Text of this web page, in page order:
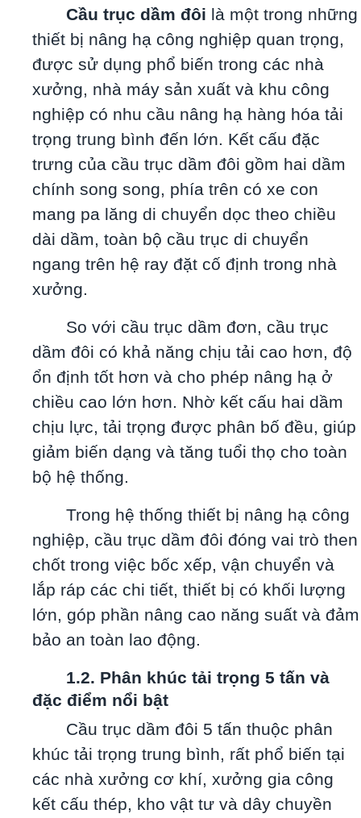
Cầu trục dầm đôi là một trong những
thiết bị nâng hạ công nghiệp quan trọng,
được sử dụng phổ biến trong các nhà
xưởng, nhà máy sản xuất và khu công
nghiệp có nhu cầu nâng hạ hàng hóa tải
trọng trung bình đến lớn. Kết cấu đặc
trưng của cầu trục dầm đôi gồm hai dầm
chính song song, phía trên có xe con
mang pa lăng di chuyển dọc theo chiều
dài dầm, toàn bộ cầu trục di chuyển
ngang trên hệ ray đặt cố định trong nhà
xưởng.
So với cầu trục dầm đơn, cầu trục
dầm đôi có khả năng chịu tải cao hơn, độ
ổn định tốt hơn và cho phép nâng hạ ở
chiều cao lớn hơn. Nhờ kết cấu hai dầm
chịu lực, tải trọng được phân bố đều, giúp
giảm biến dạng và tăng tuổi thọ cho toàn
bộ hệ thống.
Trong hệ thống thiết bị nâng hạ công
nghiệp, cầu trục dầm đôi đóng vai trò then
chốt trong việc bốc xếp, vận chuyển và
lắp ráp các chi tiết, thiết bị có khối lượng
lớn, góp phần nâng cao năng suất và đảm
bảo an toàn lao động.
1.2. Phân khúc tải trọng 5 tấn và
đặc điểm nổi bật
Cầu trục dầm đôi 5 tấn thuộc phân
khúc tải trọng trung bình, rất phổ biến tại
các nhà xưởng cơ khí, xưởng gia công
kết cấu thép, kho vật tư và dây chuyền